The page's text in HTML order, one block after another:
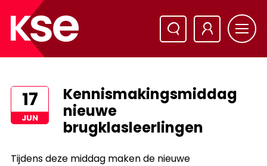
17
JUN
Kennismakingsmiddag
nieuwe
brugklasleerlingen
Tijdens deze middag maken de nieuwe